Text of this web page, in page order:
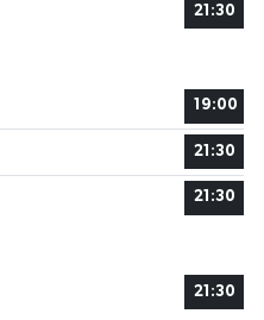
21:30
19:00
21:30
21:30
21:30